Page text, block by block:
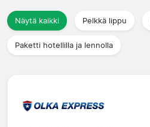
Matkatoimistoja
Näytä kaikki Pelkkä lippu
Paketti hotellilla ja lennolla